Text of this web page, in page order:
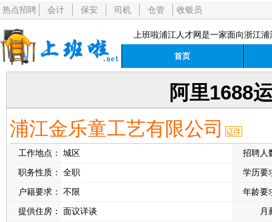
热点招聘 会计 保安 司机 仓管 收银员
上班啦浦江人才网是一家面向浙江
首页
阿里1688
浦江金乐童工艺有限公司
工作地点： 城区
招聘人
职务性质：
全职
学历要
户籍要求：
不限
年龄要
提供住房：
面议详谈
月